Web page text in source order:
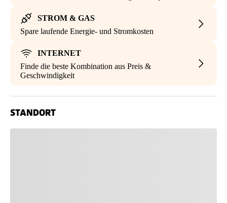
STROM & GAS
Spare laufende Energie- und Stromkosten
INTERNET
Finde die beste Kombination aus Preis &
Geschwindigkeit
STANDORT